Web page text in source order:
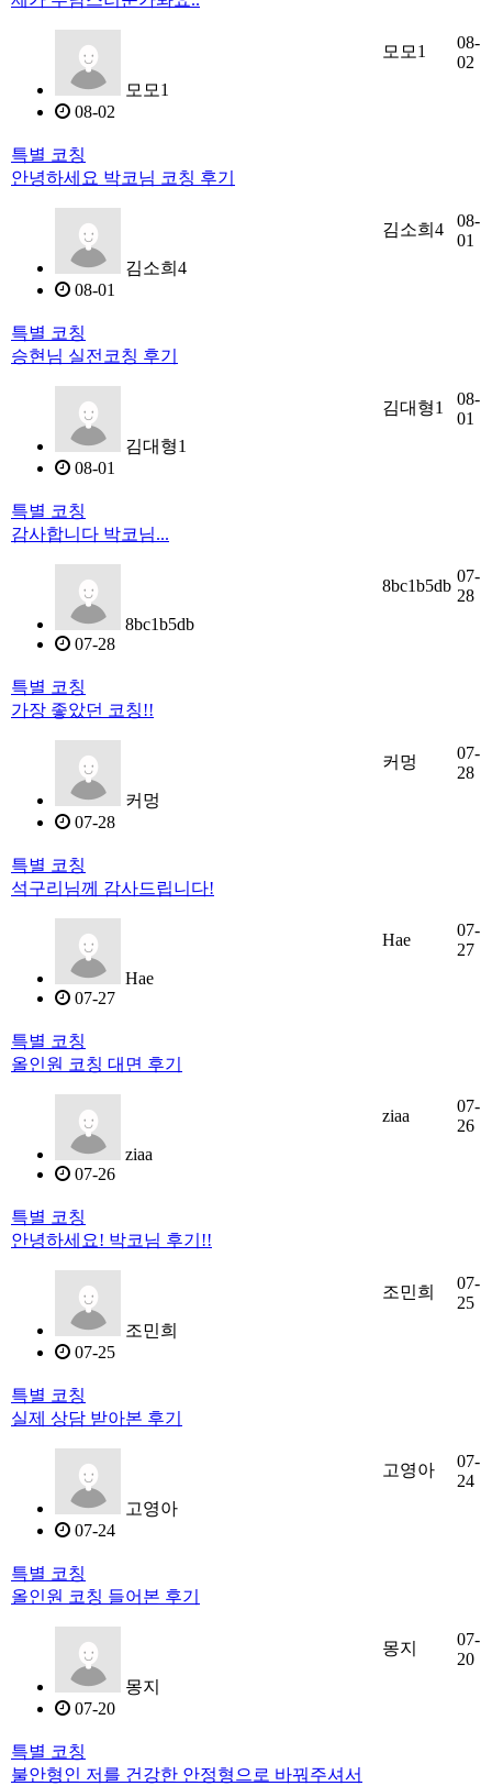
모모1
08-02
모모1
08-
02
특별 코칭
안녕하세요 박코님 코칭 후기
김소희4
08-01
김소희4
08-
01
특별 코칭
승현님 실전코칭 후기
김대형1
08-01
김대형1
08-
01
특별 코칭
감사합니다 박코님...
8bc1b5db
07-28
8bc1b5db
07-
28
특별 코칭
가장 좋았던 코칭!!
커멍
07-28
커멍
07-
28
특별 코칭
석구리님께 감사드립니다!
Hae
07-27
Hae
07-
27
특별 코칭
올인원 코칭 대면 후기
ziaa
07-26
ziaa
07-
26
특별 코칭
안녕하세요! 박코님 후기!!
조민희
07-25
조민희
07-
25
특별 코칭
실제 상담 받아본 후기
고영아
07-24
고영아
07-
24
특별 코칭
올인원 코칭 들어본 후기
몽지
07-20
몽지
07-
20
특별 코칭
불안형인 저를 건강한 안정형으로 바꿔주셔서